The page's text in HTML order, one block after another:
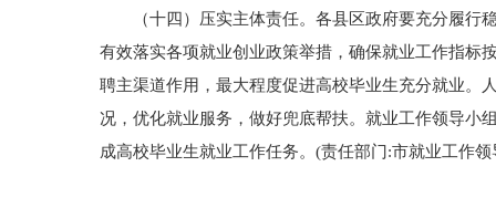
（十四）压实主体责任。各县区政府要充分履行稳
有效落实各项就业创业政策举措，确保就业工作指标
聘主渠道作用，最大程度促进高校毕业生充分就业。
况，优化就业服务，做好兜底帮扶。就业工作领导小
成高校毕业生就业工作任务。(责任部门:市就业工作